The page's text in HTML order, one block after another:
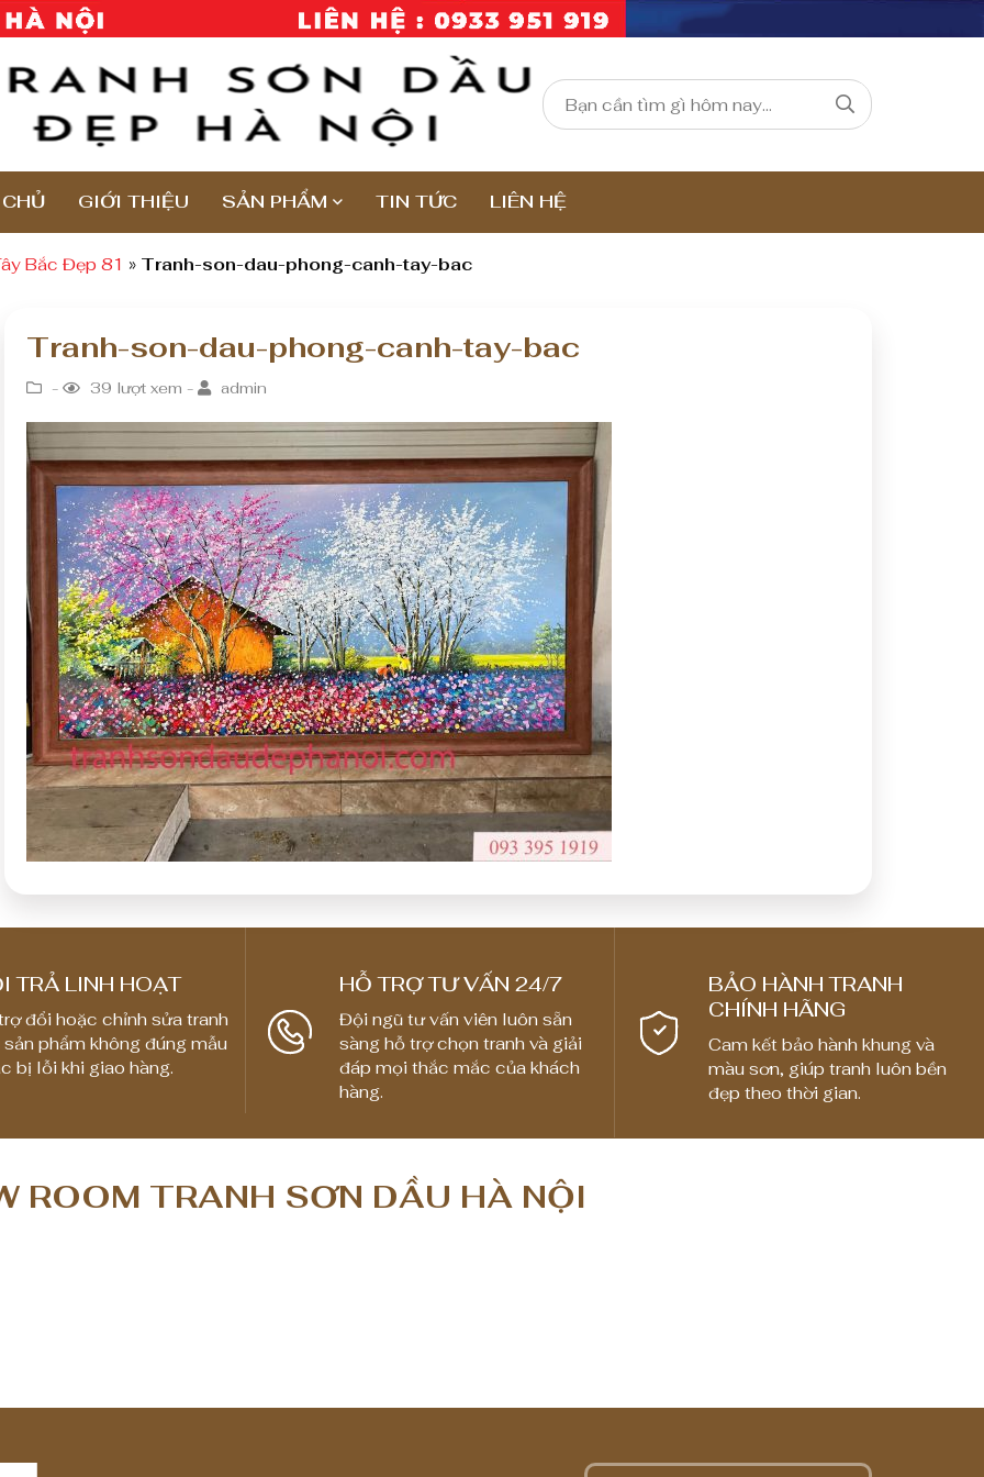
GIỚI THIỆU SẢN PHẨM TIN TỨC LIÊN HỆ
Bắc Đẹp 81 » Tranh-son-dau-phong-canh-tay-bac
Tranh-son-dau-phong-canh-tay-bac
- 39 lượt xem - admin
TRẢ LINH HOẠT
đổi hoặc chỉnh sửa tranh
sản phẩm không đúng mẫu
bị lỗi khi giao hàng.
HỖ TRỢ TƯ VẤN 24/7
Đội ngũ tư vấn viên luôn sẵn
sàng hỗ trợ chọn tranh và giải
đáp mọi thắc mắc của khách
hàng.
BẢO HÀNH TRANH
CHÍNH HÃNG
Cam kết bảo hành khung và
màu sơn, giúp tranh luôn bền
đẹp theo thời gian.
ROOM TRANH SƠN DẦU HÀ NỘI